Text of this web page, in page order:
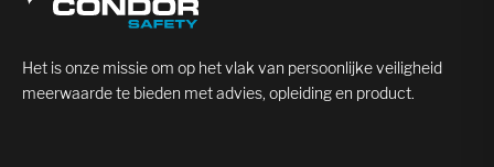
Het is onze missie om op het vlak van persoonlijke veiligheid
meerwaarde te bieden met advies, opleiding en product.